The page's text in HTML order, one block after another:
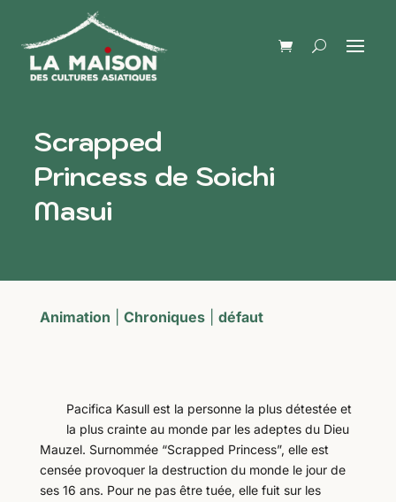
Scrapped
Princess de Soichi
Masui
Animation Chroniques| défaut
Pacifica Kasull est la personne la plus détestée et
la plus crainte au monde par les adeptes du Dieu
Mauzel. Surnommée “Scrapped Princess”, elle est
censée provoquer la destruction du monde le jour de
ses 16 ans. Pour ne pas être tuée, elle fuit sur les